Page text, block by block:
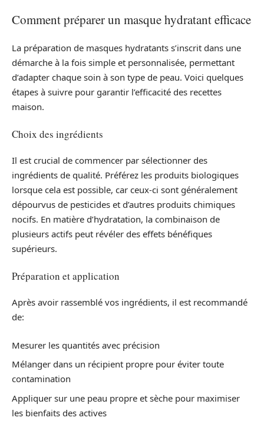
Comment préparer un masque hydratant efficace
La préparation de masques hydratants s’inscrit dans une
démarche à la fois simple et personnalisée, permettant
d’adapter chaque soin à son type de peau. Voici quelques
étapes à suivre pour garantir l’efficacité des recettes
maison.
Choix des ingrédients
Il est crucial de commencer par sélectionner des
ingrédients de qualité. Préférez les produits biologiques
lorsque cela est possible, car ceux-ci sont généralement
dépourvus de pesticides et d’autres produits chimiques
nocifs. En matière d’hydratation, la combinaison de
plusieurs actifs peut révéler des effets bénéfiques
supérieurs.
Préparation et application
Après avoir rassemblé vos ingrédients, il est recommandé
de:
Mesurer les quantités avec précision
Mélanger dans un récipient propre pour éviter toute
contamination
Appliquer sur une peau propre et sèche pour maximiser
les bienfaits des actives